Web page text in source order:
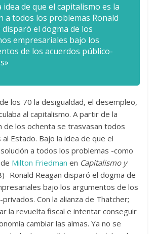
idea de que el capitalismo es la
a todos los problemas Ronald
disparó el dogma de los
empresariales bajo los
de los acuerdos público-
los 70 la desigualdad, el desempleo,
al capitalismo. A partir de la
de los ochenta se trasvasan todos
Estado. Bajo la idea de que el
a todos los problemas -como
Milton Friedman en Capitalismo y
Ronald Reagan disparó el dogma de
bajo los argumentos de los
Con la alianza de Thatcher;
la revuelta fiscal e intentar conseguir
cambiar las almas. Ya no se